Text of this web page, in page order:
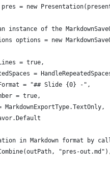
= new
instance of the
options = new
= true,
=
= "## Slide {0} -",
= true,
MarkdownExportType.TextOnly,
in Markdown format by
"pres-